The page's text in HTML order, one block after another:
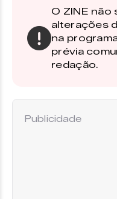
O ZINE não
alterações
na
prévia
redação.
Publicidade